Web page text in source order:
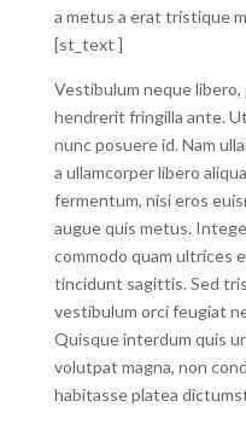
a metus a erat tristique
[st_text ]
Vestibulum neque
hendrerit fringilla ante.
nunc posuere id. Nam
a ullamcorper libero
fermentum, nisi eros
augue quis metus.
commodo quam ultrices
tincidunt sagittis. Sed
vestibulum orci feugiat
Quisque interdum quis
volutpat magna, non
habitasse platea